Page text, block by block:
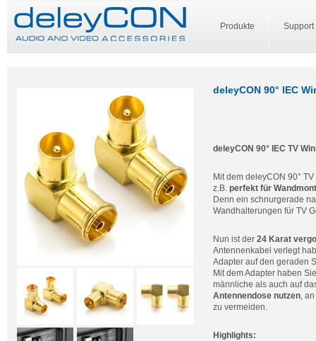
Produkte Support
deleyCON 90° IEC
deleyCON 90° IEC TV
Mit dem deleyCON 90°
z.B. perfekt für
Denn ein schnurgerade
Wandhalterungen für TV
Nun ist der 24 Karat
Antennenkabel verlegt
Adapter auf den geraden
Mit dem Adapter haben
männliche als auch auf
Antennendose nutzen,
zu vermeiden.
Highlights: